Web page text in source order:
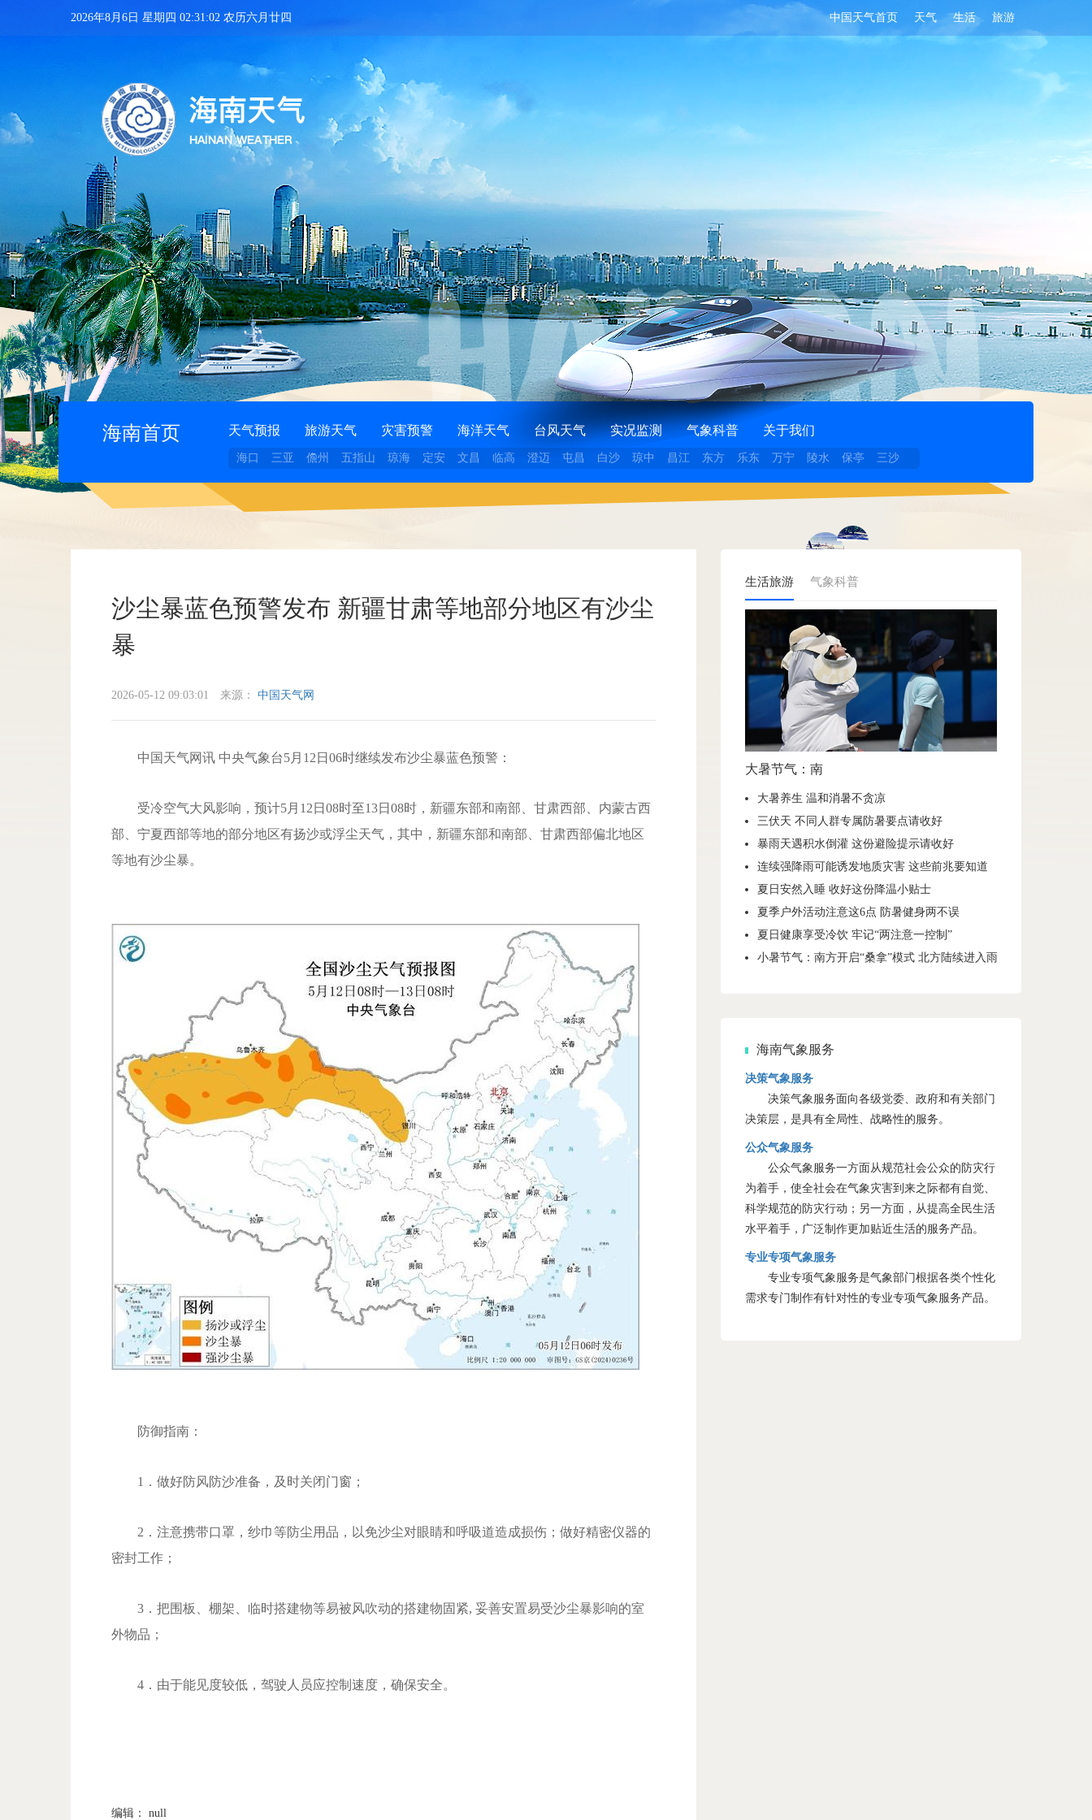
中国天气首页 天气 生活 旅游
2026年8月6日 星期四 02:31:03 农历六月廿四
海南首页 天气预报 旅游天气 灾害预警 海洋天气 台风天气 实况监测 气象科普 关于我们
海口 三亚 儋州 五指山 琼海 定安 文昌 临高 澄迈 屯昌 白沙 琼中 昌江 东方 乐东 万宁 陵水 保亭 三沙
沙尘暴蓝色预警发布 新疆甘肃等地部分地区有沙尘
暴
2026-05-12 09:03:01 来源： 中国天气网
中国天气网讯 中央气象台5月12日06时继续发布沙尘暴蓝色预警：
受冷空气大风影响，预计5月12日08时至13日08时，新疆东部和南部、甘肃西部、内蒙古西
部、宁夏西部等地的部分地区有扬沙或浮尘天气，其中，新疆东部和南部、甘肃西部偏北地区
等地有沙尘暴。
防御指南：
1．做好防风防沙准备，及时关闭门窗；
2．注意携带口罩，纱巾等防尘用品，以免沙尘对眼睛和呼吸道造成损伤；做好精密仪器的
密封工作；
3．把围板、棚架、临时搭建物等易被风吹动的搭建物固紧, 妥善安置易受沙尘暴影响的室
外物品；
4．由于能见度较低，驾驶人员应控制速度，确保安全。
编辑： null
生活旅游 气象科普
大暑节气：南
大暑养生 温和消暑不贪凉
三伏天 不同人群专属防暑要点请收好
暴雨天遇积水倒灌 这份避险提示请收好
连续强降雨可能诱发地质灾害 这些前兆要知道
夏日安然入睡 收好这份降温小贴士
夏季户外活动注意这6点 防暑健身两不误
夏日健康享受冷饮 牢记“两注意一控制”
小暑节气：南方开启“桑拿”模式 北方陆续进入雨季
海南气象服务
决策气象服务
决策气象服务面向各级党委、政府和有关部门
决策层，是具有全局性、战略性的服务。
公众气象服务
公众气象服务一方面从规范社会公众的防灾行
为着手，使全社会在气象灾害到来之际都有自觉、
科学规范的防灾行动；另一方面，从提高全民生活
水平着手，广泛制作更加贴近生活的服务产品。
专业专项气象服务
专业专项气象服务是气象部门根据各类个性化
需求专门制作有针对性的专业专项气象服务产品。